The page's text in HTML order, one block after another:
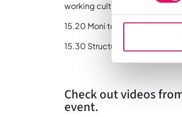
working culture,
Paul Fairchild,
15.20 Moni toimisto –
15.30 Structured networking
Check out videos
event.